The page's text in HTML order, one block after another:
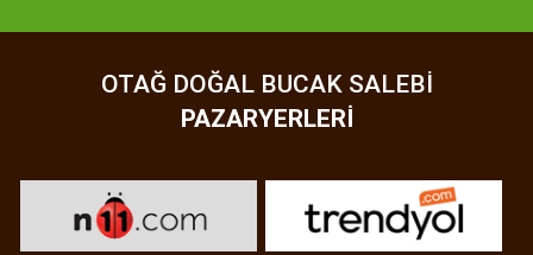
OTAĞ DOĞAL BUCAK SALEBI
PAZARYERLERI